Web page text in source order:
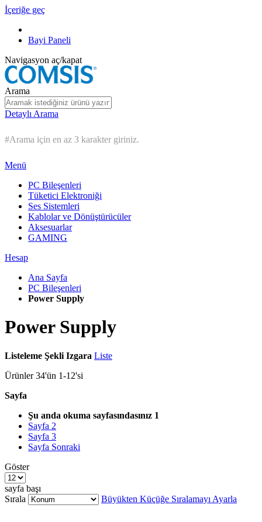
İçeriğe geç
Bayi Paneli
Navigasyon aç/kapat
Arama
Detaylı Arama
#Arama için en az 3 karakter giriniz.
Menü
PC Bileşenleri
Tüketici Elektroniği
Ses Sistemleri
Kablolar ve Dönüştürücüler
Aksesuarlar
GAMING
Hesap
Ana Sayfa
PC Bileşenleri
Power Supply
Power Supply
Listeleme Şekli Izgara Liste
Ürünler34'ün 1-12'si
Sayfa
Şu anda okuma sayfasındasınız 1
Sayfa 2
Sayfa 3
Sayfa Sonraki
Göster
sayfa başı
Sırala
Büyükten Küçüğe Sıralamayı Ayarla